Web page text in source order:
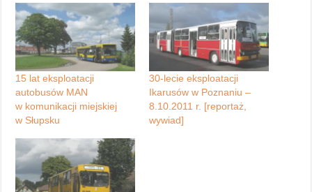
15 lat eksploatacji
autobusów MAN
w komunikacji miejskiej
w Słupsku
30-lecie eksploatacji
Ikarusów w Poznaniu –
8.10.2011 r. [reportaż,
wywiad]